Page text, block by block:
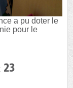
a pu doter le
pour le